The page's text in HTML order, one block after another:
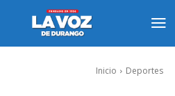
Inicio Deportes